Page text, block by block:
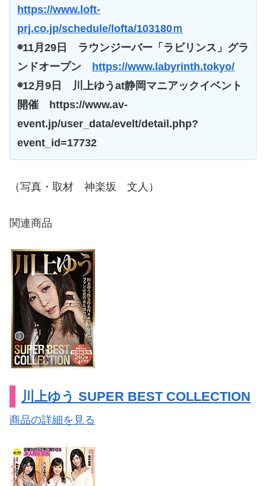
https://www.loft-
prj.co.jp/schedule/lofta/103180ｍ
◉11月29日 ラウンジーバー「ラビリンス」グラ
ンドオープン https://www.labyrinth.tokyo/
◉12月9日 川上ゆうat静岡マニアックイベント
開催 https://www.av-
event.jp/user_data/evelt/detail.php?
event_id=17732
（写真・取材 神楽坂 文人）
関連商品
川上ゆう SUPER BEST COLLECTION
商品の詳細を見る